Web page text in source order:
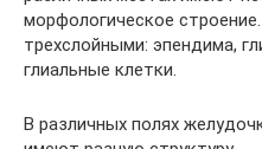
морфологическое
трехслойными: эпендима,
глиальные клетки.
В различных полях